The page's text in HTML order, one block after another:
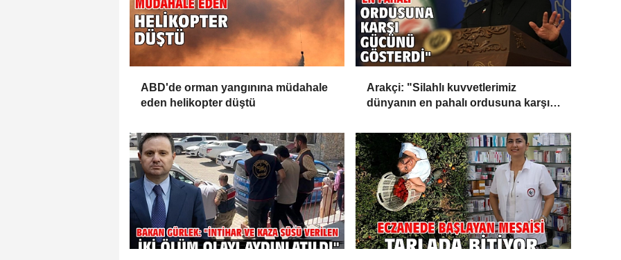
ABD'de orman yangınına müdahale
eden helikopter düştü
Arakçi: "Silahlı kuvvetlerimiz
dünyanın en pahalı ordusuna karşı